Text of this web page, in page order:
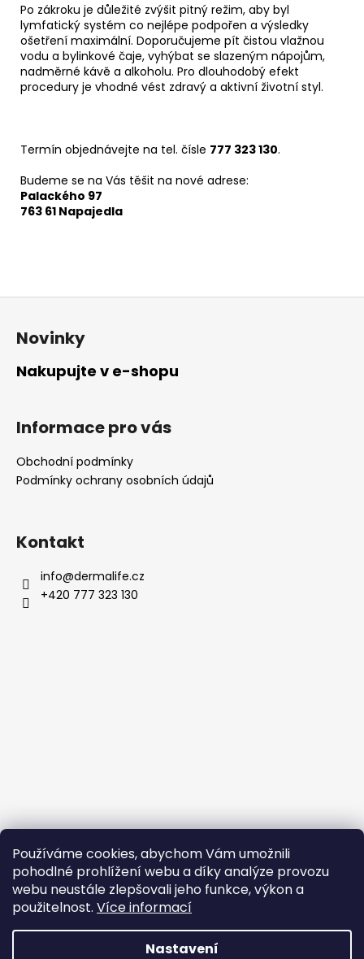
Používáme cookies, abychom Vám umožnili
pohodlné prohlížení webu a díky analýze provozu
webu neustále zlepšovali jeho funkce, výkon a
použitelnost. Více informací
Nastavení
Po zákroku je důležité zvýšit pitný režim, aby byl
lymfatický systém co nejlépe podpořen a výsledky
ošetření maximální. Doporučujeme pít čistou vlažnou
vodu a bylinkové čaje, vyhýbat se slazeným nápojům,
nadměrné kávě a alkoholu. Pro dlouhodobý efekt
procedury je vhodné vést zdravý a aktivní životní styl.
Termín objednávejte na tel. čísle 777 323 130.
Budeme se na Vás těšit na nové adrese:
Palackého 97
763 61 Napajedla
Z
Novinky
Nakupujte v e-shopu
Informace pro vás
Obchodní podmínky
Podmínky ochrany osobních údajů
Kontakt
info@dermalife.cz
+420 777 323 130